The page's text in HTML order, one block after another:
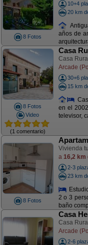
8 Fotos
10+4
20 km
años de
8 Fotos
Video
(1 comentario)
Casa
Casa
Arcade
30+6
15 km
en el
televisor,
8 Fotos
Vivienda
a 16,2 km
2-3
23 km
2 o 3
baño
Casa
Casa
Arcade
2-6